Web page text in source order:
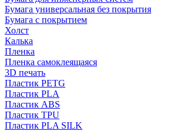
Бумага универсальная без покрытия
Бумага с покрытием
Холст
Калька
Пленка
Пленка самоклеящаяся
3D печать
Пластик PETG
Пластик PLA
Пластик ABS
Пластик TPU
Пластик PLA SILK